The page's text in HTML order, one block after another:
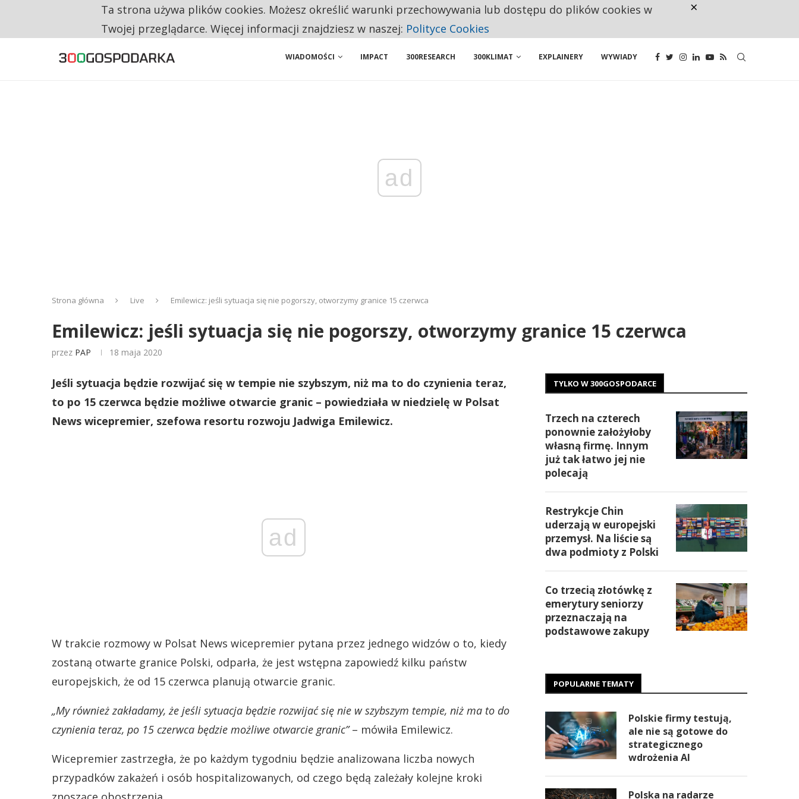
CO TRZECIĄ ZŁOTÓWKĘ Z EMERYTURY SENIORZY PRZEZNACZAJĄ NA PODSTAWOWE ZAKUPY
WIADOMOŚCI IMPACT 300RESEARCH 300KLIMAT EXPLAINERY WYWIADY
ad
Strona główna Live Emilewicz: jeśli sytuacja się nie pogorszy, otworzymy granice 15 czerwca
Emilewicz: jeśli sytuacja się nie pogorszy, otworzymy granice 15 czerwca
przez PAP 18 maja 2020
Jeśli sytuacja będzie rozwijać się w tempie nie szybszym, niż ma to do czynienia teraz,
to po 15 czerwca będzie możliwe otwarcie granic – powiedziała w niedzielę w Polsat
News wicepremier, szefowa resortu rozwoju Jadwiga Emilewicz.
ad
W trakcie rozmowy w Polsat News wicepremier pytana przez jednego widzów o to, kiedy
zostaną otwarte granice Polski, odparła, że jest wstępna zapowiedź kilku państw
europejskich, że od 15 czerwca planują otwarcie granic.
„My również zakładamy, że jeśli sytuacja będzie rozwijać się nie w szybszym tempie, niż ma to do
czynienia teraz, po 15 czerwca będzie możliwe otwarcie granic”– mówiła Emilewicz.
Wicepremier zastrzegła, że po każdym tygodniu będzie analizowana liczba nowych
przypadków zakażeń i osób hospitalizowanych, od czego będą zależały kolejne kroki
TYLKO W 300GOSPODARCE
Trzech na czterech
ponownie założyłoby
własną firmę. Innym
już tak łatwo jej nie
polecają
Restrykcje Chin
uderzają w europejski
przemysł. Na liście są
dwa podmioty z Polski
Co trzecią złotówkę z
emerytury seniorzy
przeznaczają na
podstawowe zakupy
POPULARNE TEMATY
Polskie firmy testują,
ale nie są gotowe do
strategicznego
wdrożenia AI
Polska na radarze
Ta strona używa plików cookies. Możesz określić warunki przechowywania lub dostępu do plików cookies w
Twojej przeglądarce. Więcej informacji znajdziesz w naszej: Polityce Cookies
×